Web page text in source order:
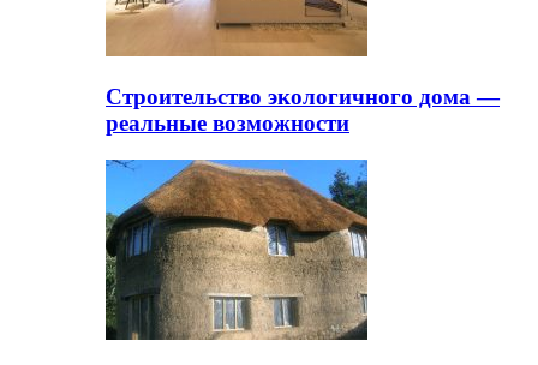
Строительство экологичного дома —
реальные возможности